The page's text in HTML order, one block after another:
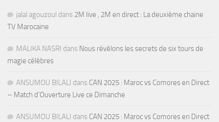
jalal agouzoul dans 2M live , 2M en direct : La deuxième chaine
TV Marocaine
MALIKA NASRI dans Nous révélons les secrets de six tours de
magie célèbres
ANSUMOU BILALI dans CAN 2025 : Maroc vs Comores en Direct
– Match d’Ouverture Live ce Dimanche
ANSUMOU BILALI dans CAN 2025 : Maroc vs Comores en Direct